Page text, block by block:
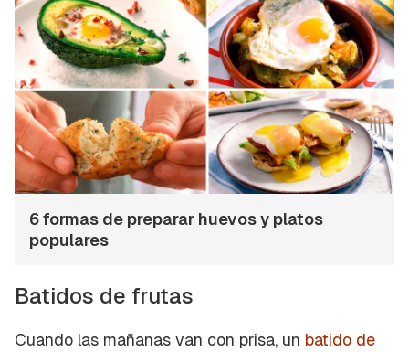
6 formas de preparar huevos y platos
populares
Batidos de frutas
Cuando las mañanas van con prisa, un batido de